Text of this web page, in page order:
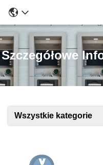
Szczegółowe
Wszystkie kategorie